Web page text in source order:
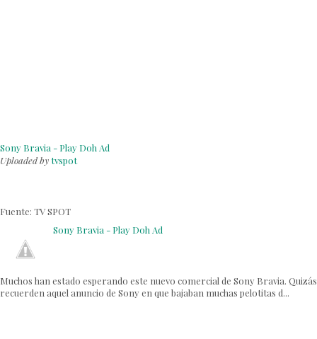
Sony Bravia - Play Doh Ad
Uploaded bytvspot
Fuente: TV SPOT
Sony Bravia - Play Doh Ad
Muchos han estado esperando este nuevo comercial de Sony Bravia. Quizás
recuerden aquel anuncio de Sony en que bajaban muchas pelotitas d...